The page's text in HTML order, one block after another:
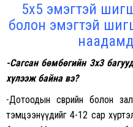
5х5 эмэгтэй
болон эмэгтэй
-Сагсан бөмбөгийн 3х3
хүлээж байна вэ?
-Дотоодын өсвөрийн болон
тэмцээнүүдийг 4-12 сар